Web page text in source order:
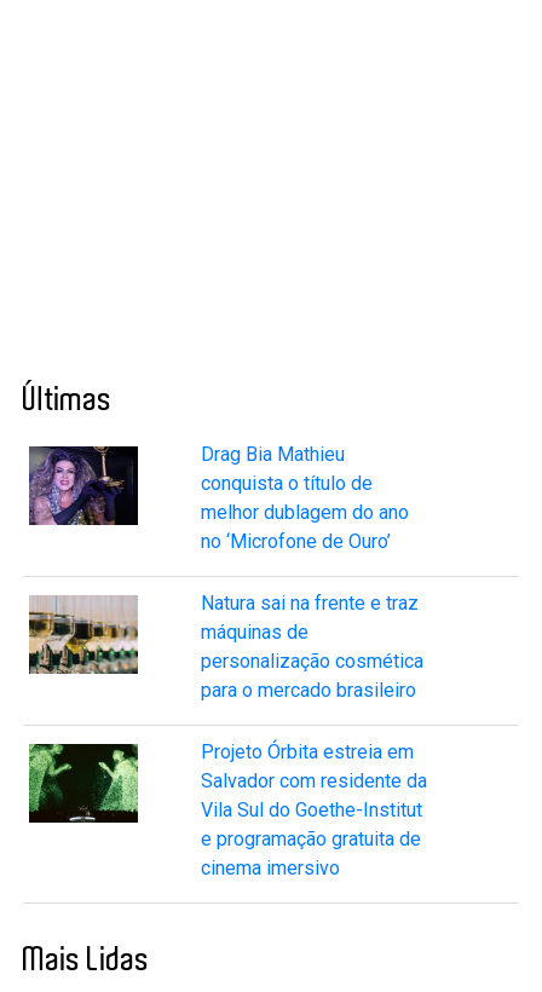
Últimas
Drag Bia Mathieu
conquista o título de
melhor dublagem do ano
no ‘Microfone de Ouro’
Natura sai na frente e traz
máquinas de
personalização cosmética
para o mercado brasileiro
Projeto Órbita estreia em
Salvador com residente da
Vila Sul do Goethe-Institut
e programação gratuita de
cinema imersivo
Mais Lidas